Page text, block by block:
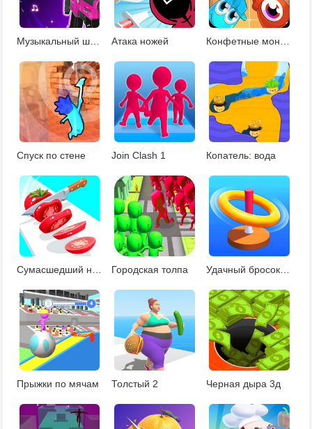
Музыкальный шутер Атака ножей
Спуск по стене Join Clash 1 Копатель: вода
Городская толпа Удачный бросок 3Д
Прыжки по мячам Толстый 2 Черная дыра 3д